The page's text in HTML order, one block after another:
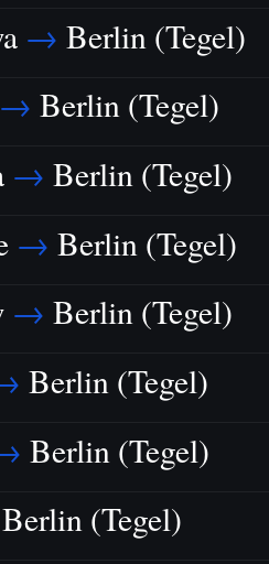
→ Berlin (Tegel)
→ Berlin (Tegel)
→ Berlin (Tegel)
→ Berlin (Tegel)
→ Berlin (Tegel)
Berlin (Tegel)
Berlin (Tegel)
Berlin (Tegel)